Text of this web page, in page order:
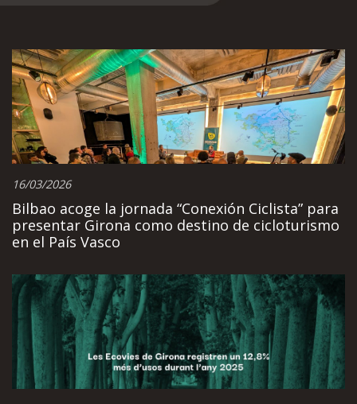
16/03/2026
Bilbao acoge la jornada “Conexión Ciclista” para
presentar Girona como destino de cicloturismo
en el País Vasco